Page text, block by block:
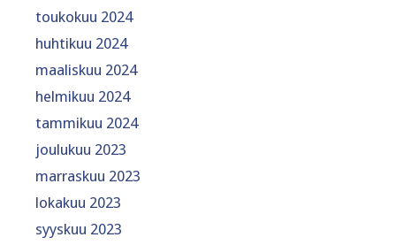
toukokuu 2024
huhtikuu 2024
maaliskuu 2024
helmikuu 2024
tammikuu 2024
joulukuu 2023
marraskuu 2023
lokakuu 2023
syyskuu 2023